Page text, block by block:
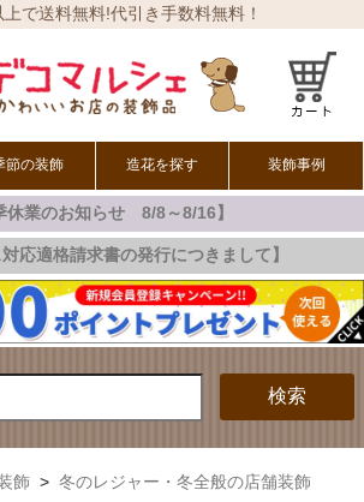
で送料無料!代引き手数料無料！
節の装飾
装飾
装飾
装飾
装飾
シーズン
造花を探す 装飾事例
休業のお知らせ 8/8～8/16】
対応適格請求書の発行につきまして】
検索
飾 > 冬のレジャー・冬全般の店舗装飾